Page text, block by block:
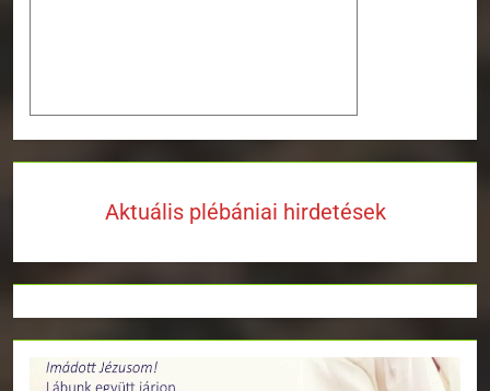
Aktuális plébániai hirdetések